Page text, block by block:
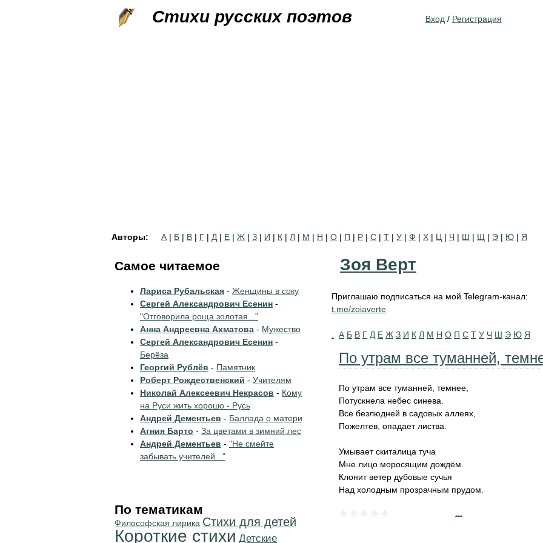
Стихи русских поэтов Вход / Регистрация
Авторы: А | Б | В | Г | Д | Е | Ж | З | И | К | Л | М | Н | О | П | Р | С | Т | У | Ф | Х | Ц | Ч | Ш | Щ | Э | Ю | Я
Зоя Верт
Приглашаю подписаться на мой Telegram-канал:
t.me/zoiaverte
А Б В Г Д Е Ж З И К Л М Н О П С Т У Ч Ш Э Ю Я
По утрам все туманней,
По утрам все туманней, темнее,
Потускнела небес синева.
Все безлюдней в садовых аллеях,
Пожелтев, опадает листва.
Умывает скиталица туча
Мне лицо моросящим дождём.
Клонит ветер дубовые сучья
Над холодным прозрачным прудом.
Самое читаемое
Лариса Рубальская - Женщины в соку
Сергей Александрович Есенин -
"Отговорила роща золотая..."
Анна Андреевна Ахматова - Мужество
Сергей Александрович Есенин -
Берёза
Георгий Рублёв - Памятник
Роберт Рождественский - Учителям
Николай Алексеевич Некрасов - Кому
на Руси жить хорошо - Русь
Андрей Дементьев - Баллада о матери
Агния Барто - За цветами в зимний лес
Андрей Дементьев - "Не смейте
забывать учителей..."
По тематикам
Философская лирика Стихи для детей
Короткие стихи Детские